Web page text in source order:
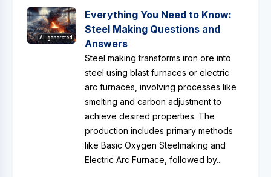
AI-generated
Everything You Need to Know:
Steel Making Questions and
Answers
Steel making transforms iron ore into
steel using blast furnaces or electric
arc furnaces, involving processes like
smelting and carbon adjustment to
achieve desired properties. The
production includes primary methods
like Basic Oxygen Steelmaking and
Electric Arc Furnace, followed by...